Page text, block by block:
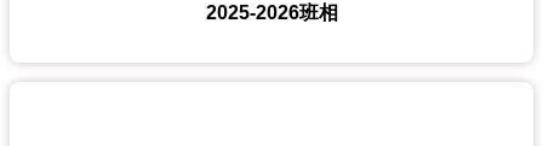
2025-2026班相